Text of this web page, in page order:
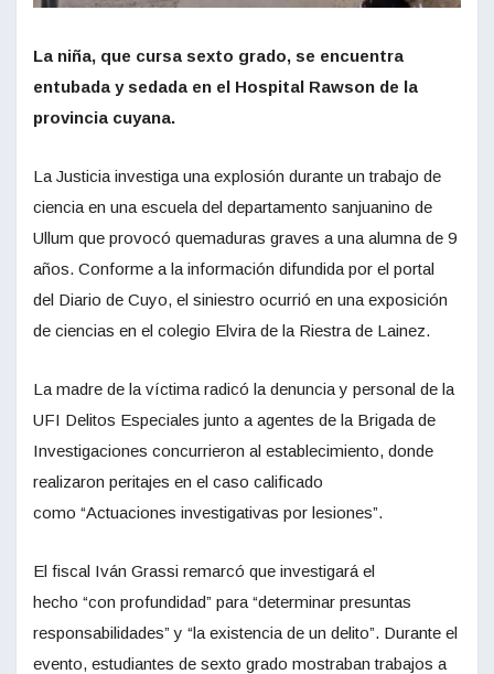
La niña, que cursa sexto grado, se encuentra
entubada y sedada en el Hospital Rawson de la
provincia cuyana.
La Justicia investiga una explosión durante un trabajo de
ciencia en una escuela del departamento sanjuanino de
Ullum que provocó quemaduras graves a una alumna de 9
años. Conforme a la información difundida por el portal
del Diario de Cuyo, el siniestro ocurrió en una exposición
de ciencias en el colegio Elvira de la Riestra de Lainez.
La madre de la víctima radicó la denuncia y personal de la
UFI Delitos Especiales junto a agentes de la Brigada de
Investigaciones concurrieron al establecimiento, donde
realizaron peritajes en el caso calificado
como “Actuaciones investigativas por lesiones”.
El fiscal Iván Grassi remarcó que investigará el
hecho “con profundidad” para “determinar presuntas
responsabilidades” y “la existencia de un delito”. Durante el
evento, estudiantes de sexto grado mostraban trabajos a